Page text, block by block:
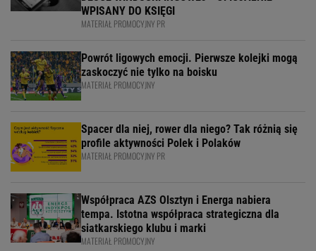
WPISANY DO KSIĘGI
MATERIAŁ PROMOCYJNY PR
Powrót ligowych emocji. Pierwsze kolejki mogą
zaskoczyć nie tylko na boisku
MATERIAŁ PROMOCYJNY
Spacer dla niej, rower dla niego? Tak różnią się
profile aktywności Polek i Polaków
MATERIAŁ PROMOCYJNY PR
Współpraca AZS Olsztyn i Energa nabiera
tempa. Istotna współpraca strategiczna dla
siatkarskiego klubu i marki
MATERIAŁ PROMOCYJNY